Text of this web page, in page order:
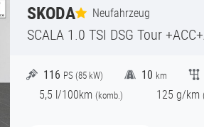
SKODA Neufahrzeug
SCALA 1.0 TSI DSG Tour
116 PS (85 kW) 10 km
5,5 l/100km (komb.) 125 g/km